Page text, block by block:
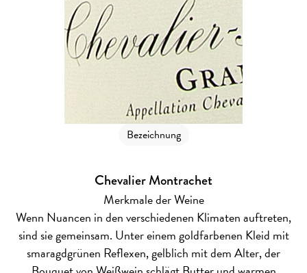
Bezeichnung
Chevalier Montrachet
Merkmale der Weine
Wenn Nuancen in den verschiedenen Klimaten auftreten,
sind sie gemeinsam. Unter einem goldfarbenen Kleid mit
smaragdgrünen Reflexen, gelblich mit dem Alter, der